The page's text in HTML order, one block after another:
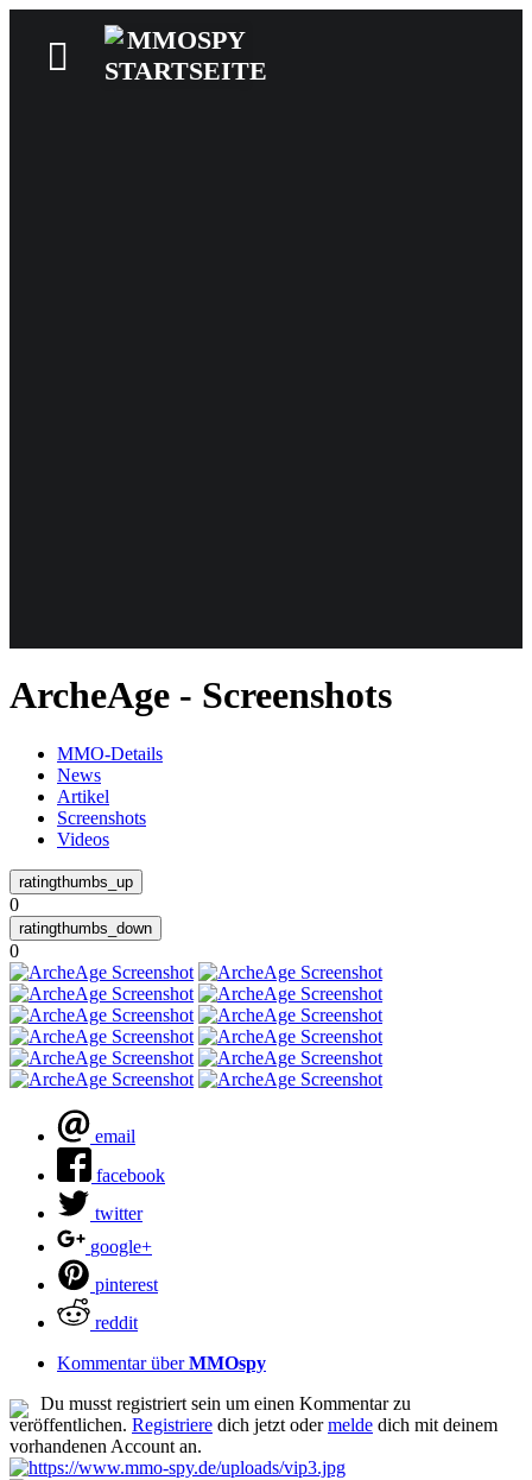
ArcheAge - Screenshots
MMO-Details
News
Artikel
Screenshots
Videos
0
0
email
facebook
twitter
google+
pinterest
reddit
Kommentar überMMOspy
Du musst registriert sein um einen Kommentar zu
veröffentlichen. Registriere dich jetzt odermelde dich mit deinem
vorhandenen Account an.